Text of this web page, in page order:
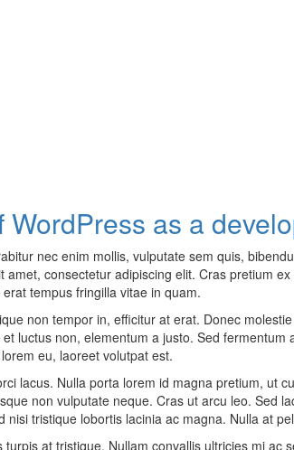
as a
nec enim mollis, vulputate sem quis,
consectetur adipiscing elit. Cras pretium
tempus fringilla vitae in quam.
non tempor in, efficitur at erat. Donec
luctus non, elementum a justo. Sed
eu, laoreet volutpat est.
lacus. Nulla porta lorem id magna pretium, ut
non vulputate neque. Cras ut arcu leo. Sed
tristique lobortis lacinia ac magna. Nulla at
at tristique. Nullam convallis ultricies mi ac